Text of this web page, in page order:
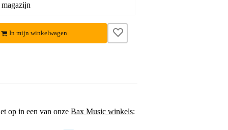
In mijn winkelwagen
op in een van onze Bax Music winkels: